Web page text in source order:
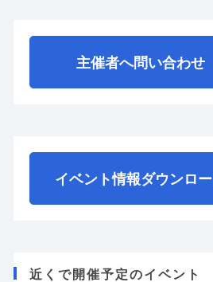
主催者へ問い合わせ
イベント情報ダウンロ
近くで開催予定のイベント